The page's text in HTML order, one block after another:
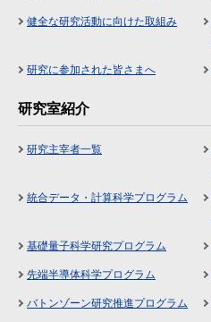
健全な研究活動に向けた取組み
研究に参加された皆さまへ
研究室紹介
研究主宰者一覧
統合データ・計算科学プログラム
基礎量子科学研究プログラム
先端半導体科学プログラム
バトンゾーン研究推進プログラム